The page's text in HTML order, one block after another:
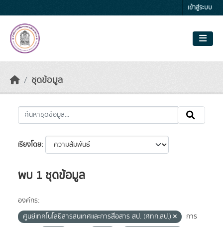
เข้าสู่ระบบ
ชุดข้อมูล
เรียงโดย
พบ 1 ชุดข้อมูล
องค์กร:
ศูนย์เทคโนโลยีสารสนเทศและการสื่อสาร สป. (ศทก.สป.)
การ